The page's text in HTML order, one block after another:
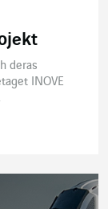
deras
INOVE